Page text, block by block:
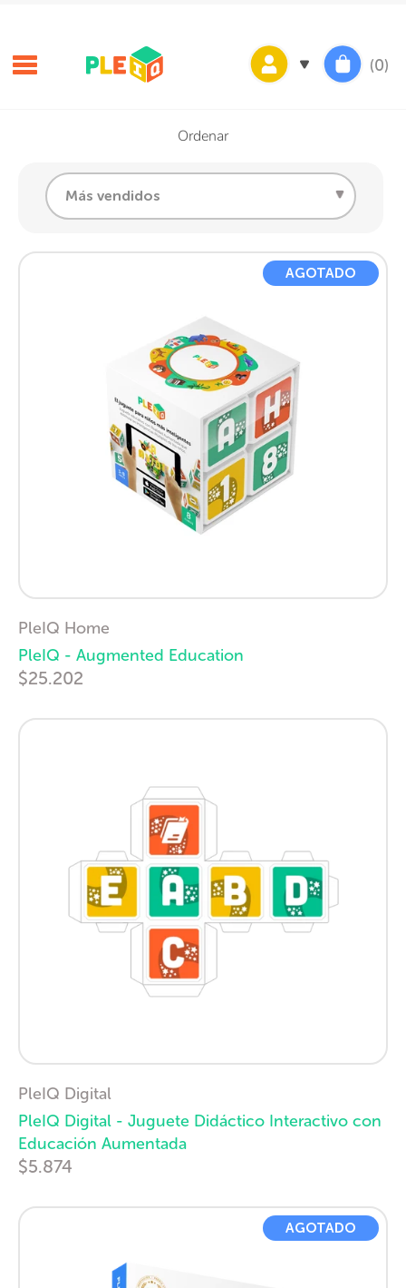
contenido
(0)
Ordenar
Más vendidos
PleIQ Home
PleIQ - Augmented Education
$25.202
AGOTADO
PleIQ Digital
PleIQ Digital - Juguete Didáctico Interactivo con
Educación Aumentada
$5.874
AGOTADO